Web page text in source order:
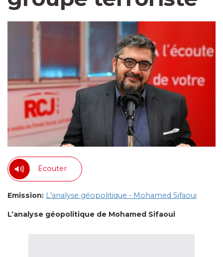
Ecouter
Emission: L'analyse géopolitique - Mohamed Sifaoui
L’analyse géopolitique de Mohamed Sifaoui